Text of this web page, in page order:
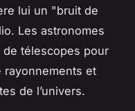
lui un "bruit de
Les astronomes
télescopes pour
et
de l’univers.